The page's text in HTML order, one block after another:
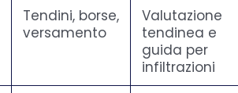
Tendini, borse,
versamento
Valutazione
tendinea e
guida per
infiltrazioni